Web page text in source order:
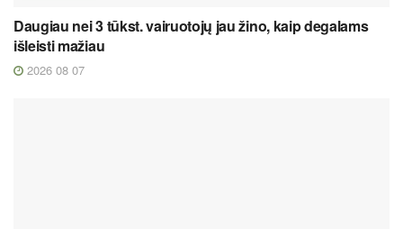
Daugiau nei 3 tūkst. vairuotojų jau žino, kaip degalams
išleisti mažiau
2026 08 07